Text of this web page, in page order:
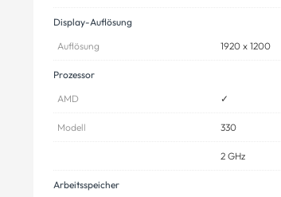
Display-Auflösung
Auflösung
1920 x 1200
Prozessor
AMD
✓
Modell 330
2 GHz
Arbeitsspeicher